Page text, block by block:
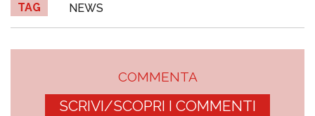
TAG NEWS
COMMENTA
SCRIVI/SCOPRI I COMMENTI